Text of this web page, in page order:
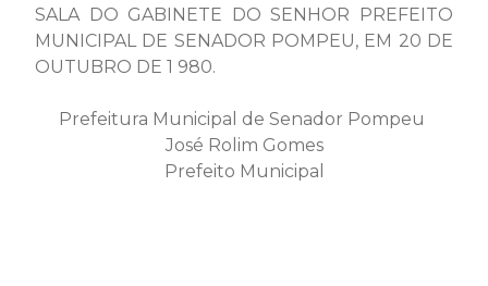
SALA DO GABINETE DO SENHOR PREFEITO
MUNICIPAL DE SENADOR POMPEU, EM 20 DE
OUTUBRO DE 1 980.
Prefeitura Municipal de Senador Pompeu
José Rolim Gomes
Prefeito Municipal